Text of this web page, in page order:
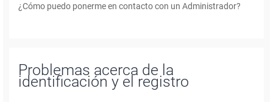
¿Cómo puedo ponerme en contacto con un Administrador?
Problemas acerca de la
identificación y el registro